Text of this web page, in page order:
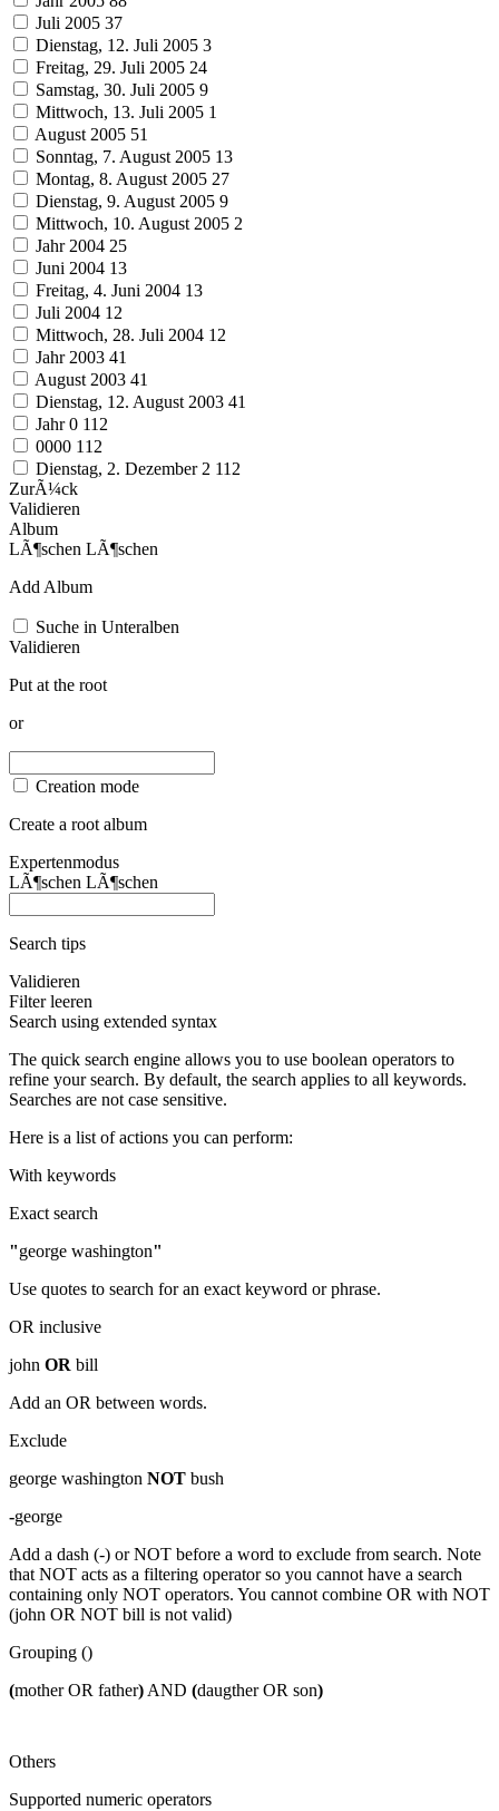
Juli 2005 37
Dienstag, 12. Juli 2005 3
Freitag, 29. Juli 2005 24
Samstag, 30. Juli 2005 9
Mittwoch, 13. Juli 2005 1
August 2005 51
Sonntag, 7. August 2005 13
Montag, 8. August 2005 27
Dienstag, 9. August 2005 9
Mittwoch, 10. August 2005 2
Jahr 2004 25
Juni 2004 13
Freitag, 4. Juni 2004 13
Juli 2004 12
Mittwoch, 28. Juli 2004 12
Jahr 2003 41
August 2003 41
Dienstag, 12. August 2003 41
Jahr 0 112
0000 112
Dienstag, 2. Dezember 2 112
ZurÃ¼ck
Validieren
Album
LÃ¶schen LÃ¶schen
Add Album
Suche in Unteralben
Validieren
Put at the root
or
Creation mode
Create a root album
Expertenmodus
LÃ¶schen LÃ¶schen
Search tips
Validieren
Filter leeren
Search using extended syntax
The quick search engine allows you to use boolean operators to
refine your search. By default, the search applies to all keywords.
Searches are not case sensitive.
Here is a list of actions you can perform:
With keywords
Exact search
"george washington"
Use quotes to search for an exact keyword or phrase.
OR inclusive
john OR bill
Add an OR between words.
Exclude
george washington NOT bush
-george
Add a dash (-) or NOT before a word to exclude from search. Note
that NOT acts as a filtering operator so you cannot have a search
containing only NOT operators. You cannot combine OR with NOT
(john OR NOT bill is not valid)
Grouping ()
(mother OR father)AND (daugther OR son)
Others
Supported numeric operators